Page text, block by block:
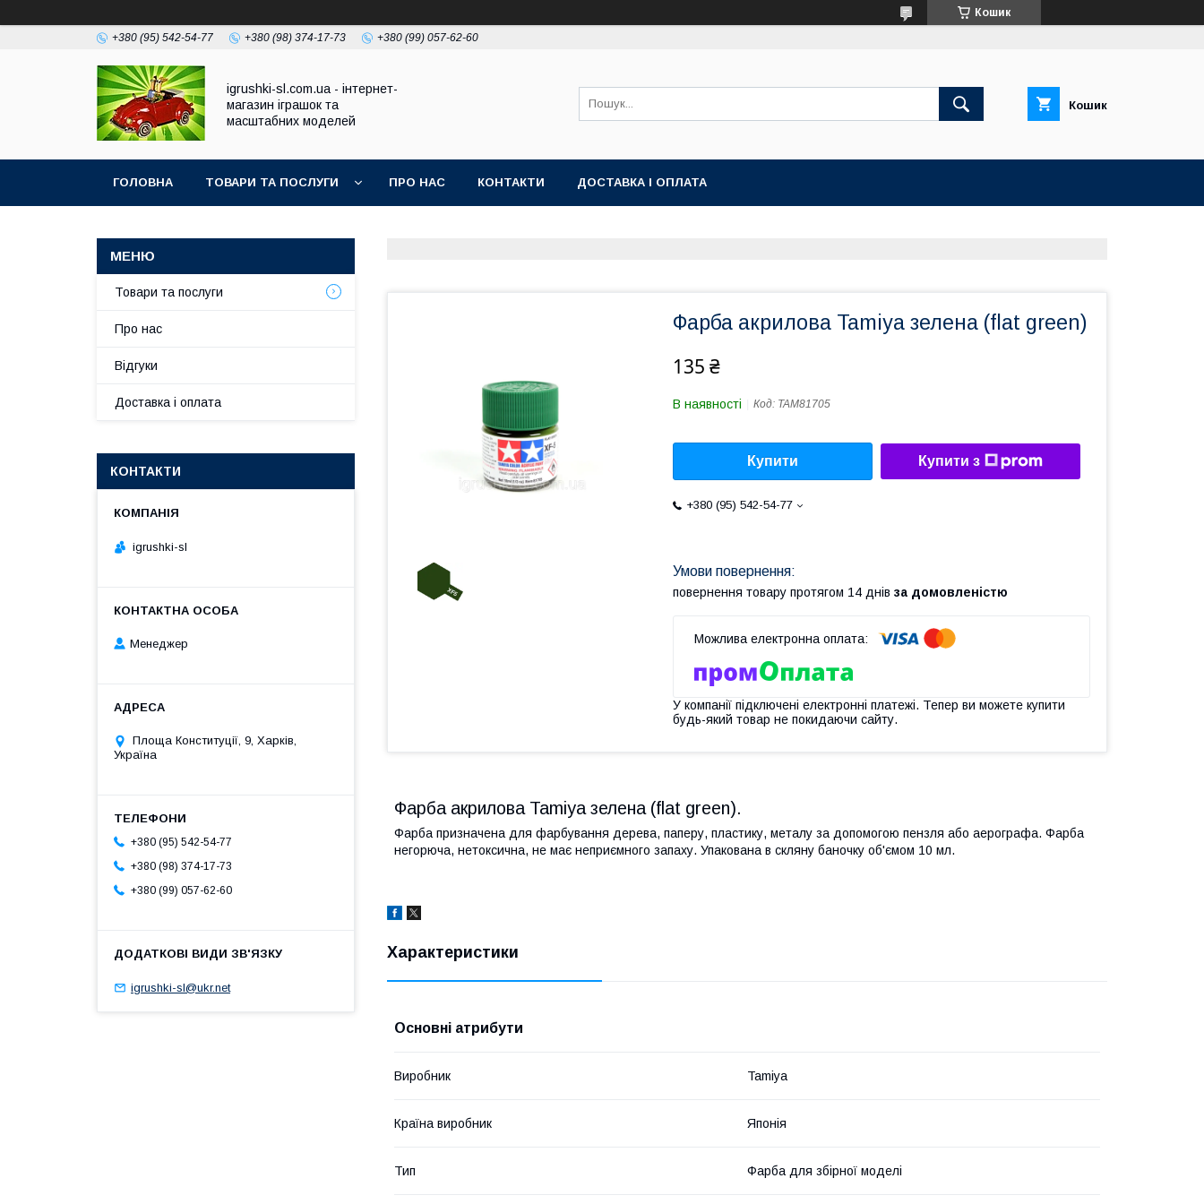
Кошик
+380 (95) 542-54-77 +380 (98) 374-17-73 +380 (99) 057-62-60
igrushki-sl.com.ua - інтернет-
магазин іграшок та
масштабних моделей
Кошик
ГОЛОВНА ТОВАРИ ТА ПОСЛУГИ ПРО НАС КОНТАКТИ ДОСТАВКА І ОПЛАТА
Фарба акрилова Tamiya зелена (flat green)
135 ₴
В наявності Код: TAM81705
Купити Купити з
+380 (95) 542-54-77
повернення товару протягом 14 днів за домовленістю
У компанії підключені електронні платежі. Тепер ви можете купити
будь-який товар не покидаючи сайту.
Фарба акрилова Tamiya зелена (flat green).
Фарба призначена для фарбування дерева, паперу, пластику, металу за допомогою пензля або аерографа. Фарба
негорюча, нетоксична, не має неприємного запаху. Упакована в скляну баночку об'ємом 10 мл.
Характеристики
Основні атрибути
Виробник Tamiya
Країна виробник Японія
Тип Фарба для збірної моделі
Товари та послуги
Про нас
Відгуки
Доставка і оплата
КОНТАКТИ
igrushki-sl
Менеджер
Площа Конституції, 9, Харків,
Україна
+380 (95) 542-54-77
+380 (98) 374-17-73
+380 (99) 057-62-60
igrushki-sl@ukr.net